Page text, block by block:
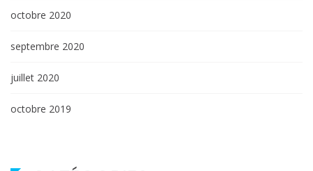
octobre 2020
septembre 2020
juillet 2020
octobre 2019